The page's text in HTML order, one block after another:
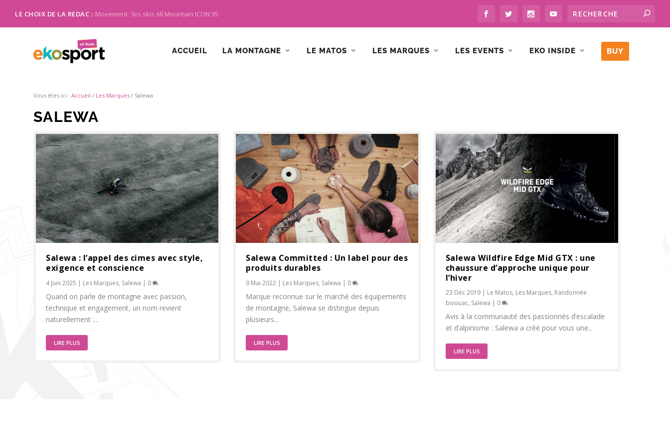
LE CHOIX DE LA REDAC : Movement : les skis All Mountain ICON 95
ACCUEIL LA MONTAGNE LE MATOS LES MARQUES LES EVENTS EKO INSIDE BUY
Vous êtes ici :Accueil / Les Marques / Salewa
SALEWA
Salewa : l’appel des cimes avec style,
exigence et conscience
4 Juin 2025 | Les Marques, Salewa | 0
Quand on parle de montagne avec passion,
technique et engagement, un nom revient
naturellement :...
LIRE PLUS
Salewa Committed : Un label pour des
produits durables
9 Mai 2022 | Les Marques, Salewa | 0
Marque reconnue sur le marché des équipements
de montagne, Salewa se distingue depuis
plusieurs...
LIRE PLUS
Salewa Wildfire Edge Mid GTX : une
chaussure d’approche unique pour
l’hiver
23 Déc 2019| Le Matos, Les Marques, Randonnée
bivouac, Salewa | 0
Avis à la communauté des passionnés d’escalade
et d’alpinisme : Salewa a créé pour vous une...
LIRE PLUS